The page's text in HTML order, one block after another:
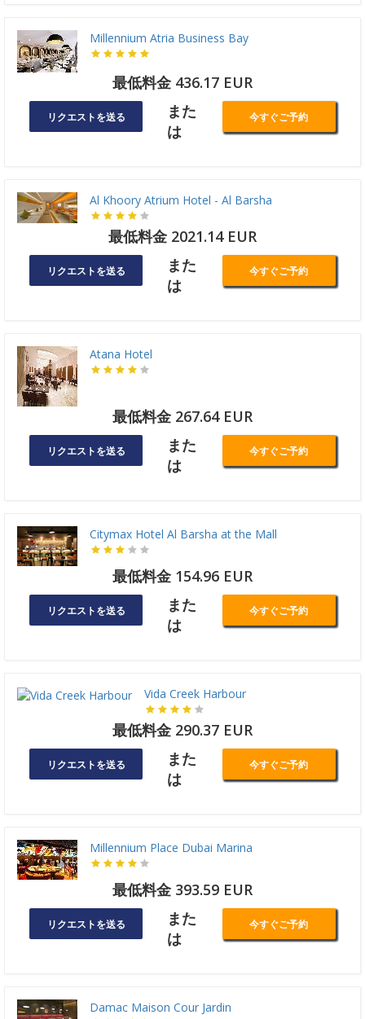
Millennium Atria Business Bay
最低料金 436.17 EUR
リクエストを送る
また
は
今すぐご予約
Al Khoory Atrium Hotel - Al Barsha
最低料金 2021.14 EUR
リクエストを送る
また
は
今すぐご予約
Atana Hotel
最低料金 267.64 EUR
リクエストを送る
また
は
今すぐご予約
Citymax Hotel Al Barsha at the Mall
最低料金 154.96 EUR
リクエストを送る
また
は
今すぐご予約
Vida Creek Harbour
最低料金 290.37 EUR
リクエストを送る
また
は
今すぐご予約
Millennium Place Dubai Marina
最低料金 393.59 EUR
リクエストを送る
また
は
今すぐご予約
Damac Maison Cour Jardin